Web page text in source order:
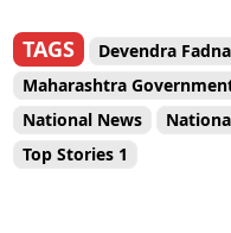
TAGS
Devendra
Maharashtra
National News
Top Stories 1